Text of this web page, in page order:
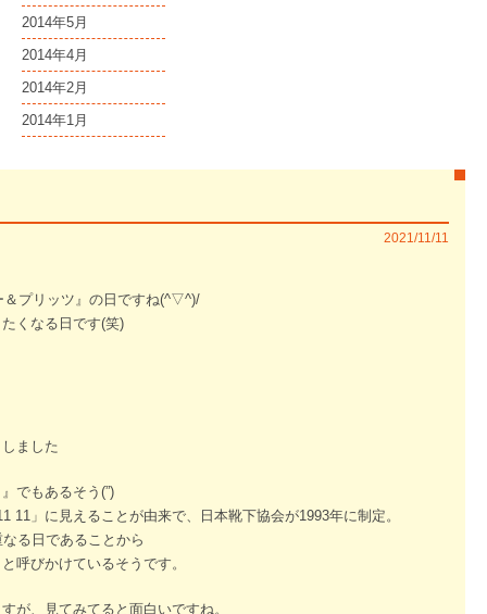
2014年5月
2014年4月
2014年2月
2014年1月
2021/11/11
＆プリッツ』の日ですね(^▽^)/
くなる日です(笑)
ました
でもあるそう(”)
11」に見えることが由来で、日本靴下協会が1993年に制定。
る日であることから
呼びかけているそうです。
が、見てみてると面白いですね。